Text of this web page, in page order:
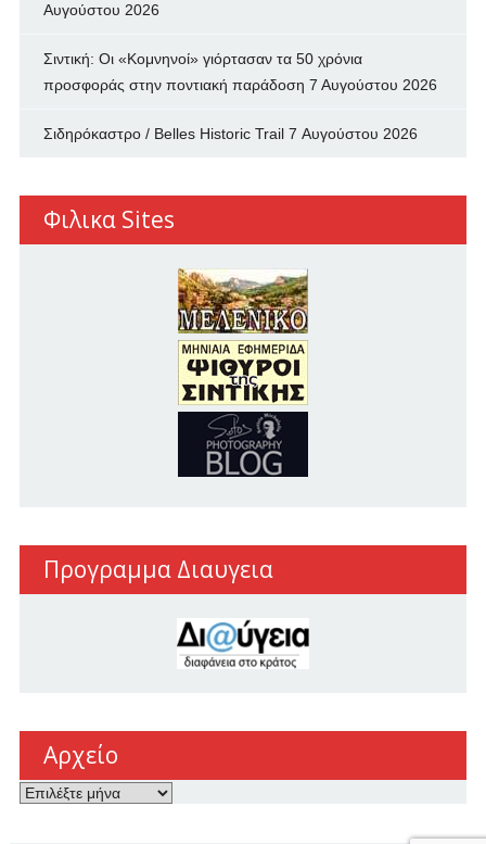
Αυγούστου 2026
Σιντική: Οι «Κομνηνοί» γιόρτασαν τα 50 χρόνια
προσφοράς στην ποντιακή παράδοση 7 Αυγούστου 2026
Σιδηρόκαστρο / Belles Historic Trail 7 Αυγούστου 2026
Φιλικα Sites
Προγραμμα Διαυγεια
Αρχείο
Αρχείο